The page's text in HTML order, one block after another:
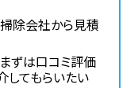
除会社から見積
ずは口コミ評価
てもらいたい